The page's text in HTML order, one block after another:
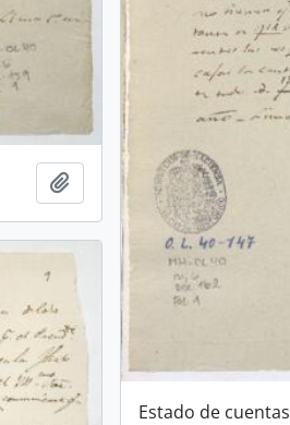
Añadir al portapapeles
Estado de cuentas